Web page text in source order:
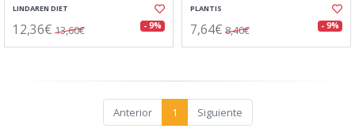
LINDAREN DIET
12,36€ 13,60€ - 9%
PLANTIS
7,64€ 8,40€ - 9%
Anterior 1 Siguiente